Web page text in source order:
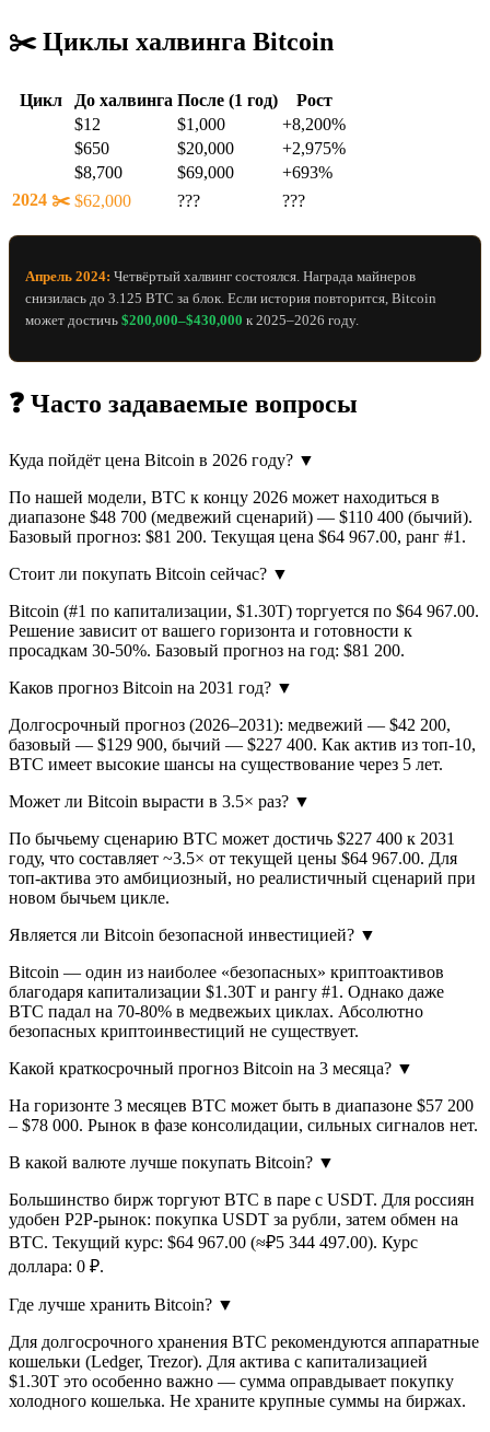
✂️ Циклы халвинга Bitcoin
Цикл До халвинга После (1 год)
Рост
$12 $1,000
+8,200%
$650 $20,000
+2,975%
$8,700 $69,000
+693%
2024 ✂️ $62,000 ??? ???
Апрель 2024: Четвёртый халвинг состоялся. Награда майнеров
снизилась до 3.125 BTC за блок. Если история повторится, Bitcoin
может достичь $200,000–$430,000 к 2025–2026 году.
❓ Часто задаваемые вопросы
Куда пойдёт цена Bitcoin в 2026 году? ▼
По нашей модели, BTC к концу 2026 может находиться в
диапазоне $48 700 (медвежий сценарий) — $110 400 (бычий).
Базовый прогноз: $81 200. Текущая цена $64 967.00, ранг #1.
Стоит ли покупать Bitcoin сейчас? ▼
Bitcoin (#1 по капитализации, $1.30T) торгуется по $64 967.00.
Решение зависит от вашего горизонта и готовности к
просадкам 30-50%. Базовый прогноз на год: $81 200.
Каков прогноз Bitcoin на 2031 год? ▼
Долгосрочный прогноз (2026–2031): медвежий — $42 200,
базовый — $129 900, бычий — $227 400. Как актив из топ-10,
BTC имеет высокие шансы на существование через 5 лет.
Может ли Bitcoin вырасти в 3.5× раз? ▼
По бычьему сценарию BTC может достичь $227 400 к 2031
году, что составляет ~3.5× от текущей цены $64 967.00. Для
топ-актива это амбициозный, но реалистичный сценарий при
новом бычьем цикле.
Является ли Bitcoin безопасной инвестицией? ▼
Bitcoin — один из наиболее «безопасных» криптоактивов
благодаря капитализации $1.30T и рангу #1. Однако даже
BTC падал на 70-80% в медвежьих циклах. Абсолютно
безопасных криптоинвестиций не существует.
Какой краткосрочный прогноз Bitcoin на 3 месяца? ▼
На горизонте 3 месяцев BTC может быть в диапазоне $57 200
– $78 000. Рынок в фазе консолидации, сильных сигналов нет.
В какой валюте лучше покупать Bitcoin? ▼
Большинство бирж торгуют BTC в паре с USDT. Для россиян
удобен P2P-рынок: покупка USDT за рубли, затем обмен на
BTC. Текущий курс: $64 967.00 (≈₽5 344 497.00). Курс
доллара: 0 ₽.
Где лучше хранить Bitcoin? ▼
Для долгосрочного хранения BTC рекомендуются аппаратные
кошельки (Ledger, Trezor). Для актива с капитализацией
$1.30T это особенно важно — сумма оправдывает покупку
холодного кошелька. Не храните крупные суммы на биржах.